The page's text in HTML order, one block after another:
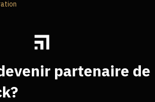
partenaire de